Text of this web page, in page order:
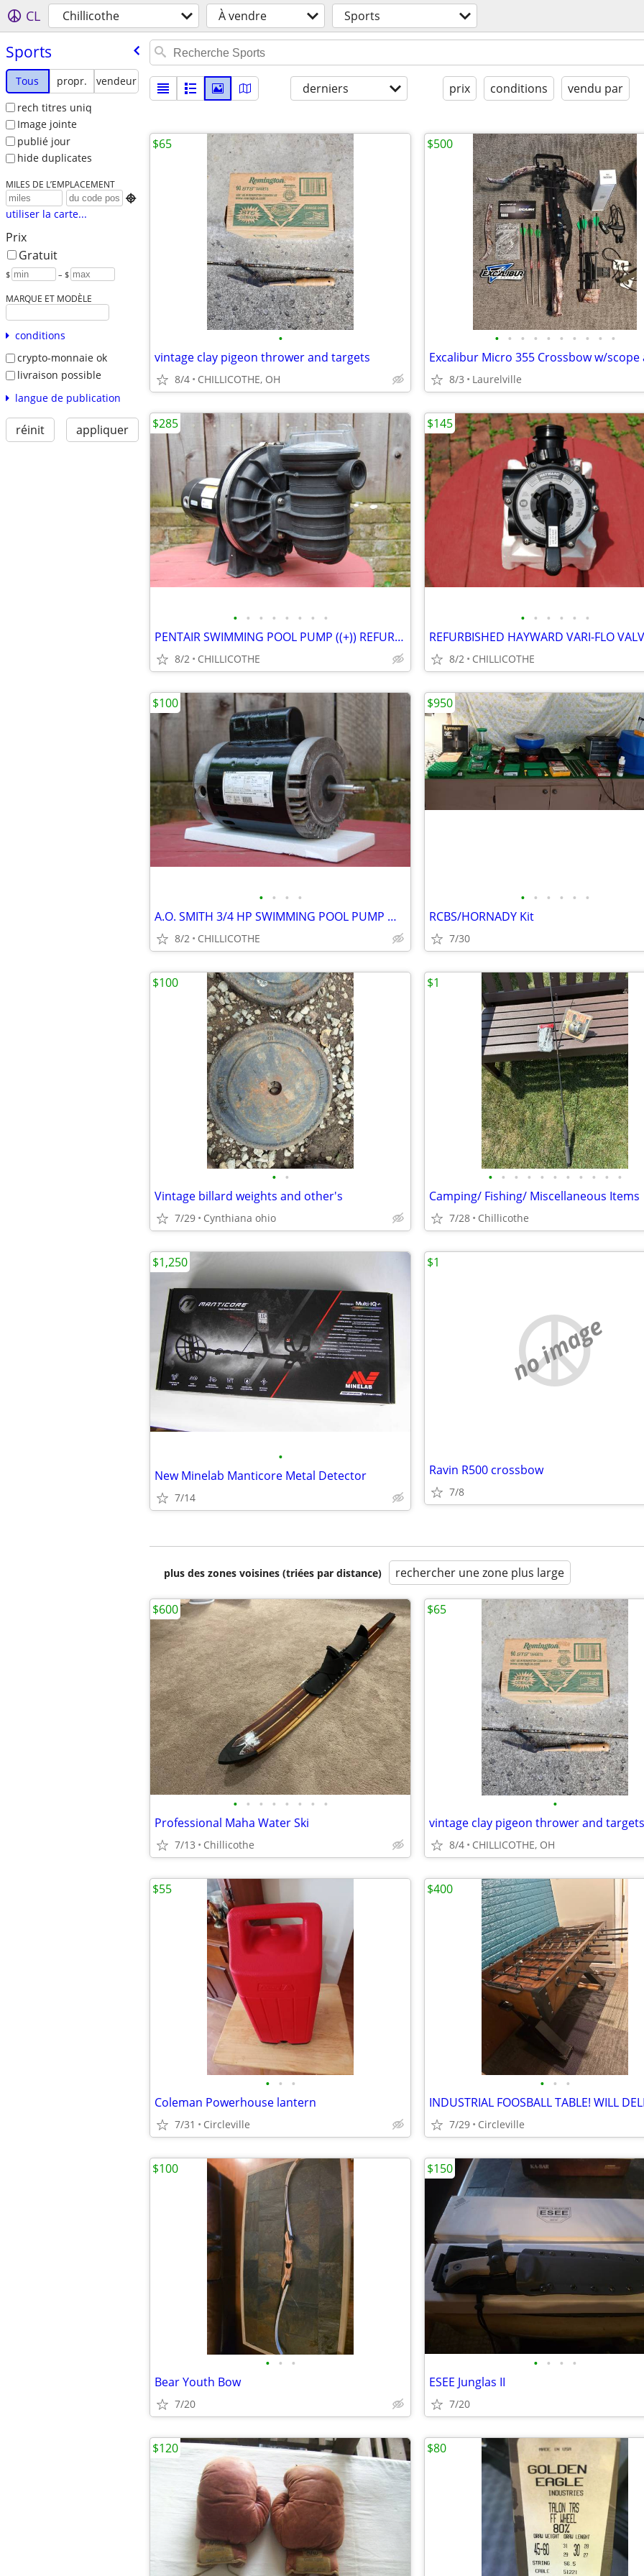
CL Chillicothe À vendre Sports
Sports
Tous propr.
vendeur
rech titres uniq
Image jointe
publié jour
hide duplicates
MILES DE L’EMPLACEMENT

utiliser la carte...
Prix
Gratuit
$ – $
MARQUE ET MODÈLE
conditions
crypto-monnaie ok
livraison possible
langue de publication
réinit appliquer
derniers prix conditions vendu par
•
vintage clay pigeon thrower and targets
8/4 CHILLICOTHE, OH
$65
• • • • • • • • • •
8/3 Laurelville
$500
• • • • • • • •
PENTAIR SWIMMING POOL PUMP ((+)) REFURBISHED W / NEW 1 HP MOTOR
8/2 CHILLICOTHE
$285
• • • • • •
8/2 CHILLICOTHE
$145
• • • •
A.O. SMITH 3/4 HP SWIMMING POOL PUMP MOTOR
8/2 CHILLICOTHE
$100
• • • • • •
RCBS/HORNADY Kit
7/30
$950
• •
Vintage billard weights and other's
7/29 Cynthiana ohio
$100
• • • • • • • • • • •
Camping/ Fishing/ Miscellaneous Items
7/28 Chillicothe
$1
•
New Minelab Manticore Metal Detector
7/14
$1,250
no image
Ravin R500 crossbow
7/8
$1
plus des zones voisines (triées par distance) rechercher une zone plus large
• • • • • • • •
Professional Maha Water Ski
7/13 Chillicothe
$600
•
vintage clay pigeon thrower and targets
8/4 CHILLICOTHE, OH
$65
• • •
Coleman Powerhouse lantern
7/31 Circleville
$55
• • •
INDUSTRIAL FOOSBALL TABLE! WILL
7/29 Circleville
$400
• • •
Bear Youth Bow
7/20
$100
• • • •
ESEE Junglas II
7/20
$150
$120 $80